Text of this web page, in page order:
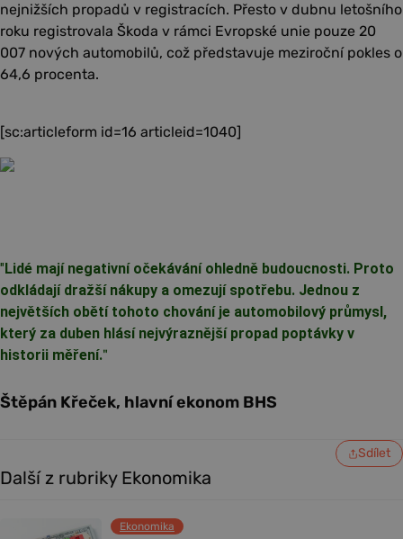
nejnižších propadů v registracích. Přesto v dubnu letošního
roku registrovala Škoda v rámci Evropské unie pouze 20
007 nových automobilů, což představuje meziroční pokles o
64,6 procenta.
[sc:articleform id=16 articleid=1040]
" Lidé mají negativní očekávání ohledně budoucnosti. Proto
odkládají dražší nákupy a omezují spotřebu. Jednou z
největších obětí tohoto chování je automobilový průmysl,
který za duben hlásí nejvýraznější propad poptávky v
historii měření."
Štěpán Křeček, hlavní ekonom BHS
Sdílet
Další z rubriky Ekonomika
Ekonomika